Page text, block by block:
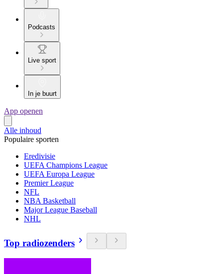
Podcasts
Live sport
In je buurt
App openen
Alle inhoud
Populaire sporten
Eredivisie
UEFA Champions League
UEFA Europa League
Premier League
NFL
NBA Basketball
Major League Baseball
NHL
Top radiozenders